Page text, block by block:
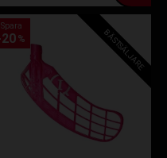
Spara
20 % BÄSTSÄLJARE